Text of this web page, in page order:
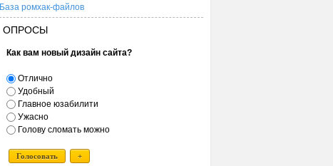
База ромхак-файлов
ОПРОСЫ
Как вам новый дизайн сайта?
Отлично
Удобный
Главное юзабилити
Ужасно
Голову сломать можно
Голосовать +